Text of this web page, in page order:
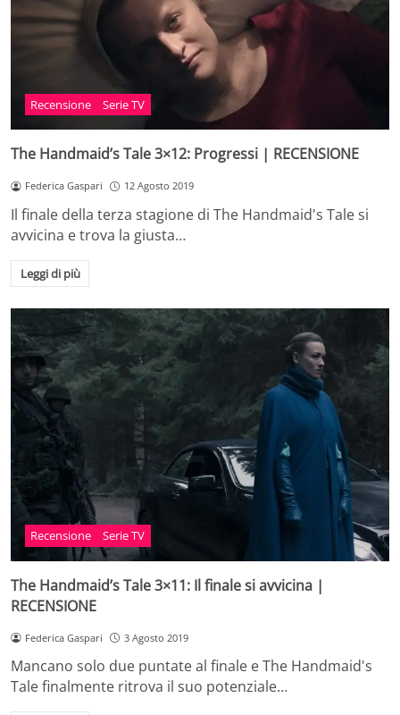
Recensione Serie TV
The Handmaid’s Tale 3×12: Progressi | RECENSIONE
Federica Gaspari 12 Agosto 2019
Il finale della terza stagione di The Handmaid's Tale si
avvicina e trova la giusta…
Leggi di più
Recensione Serie TV
The Handmaid’s Tale 3×11: Il finale si avvicina |
RECENSIONE
Federica Gaspari 3 Agosto 2019
Mancano solo due puntate al finale e The Handmaid's
Tale finalmente ritrova il suo potenziale…